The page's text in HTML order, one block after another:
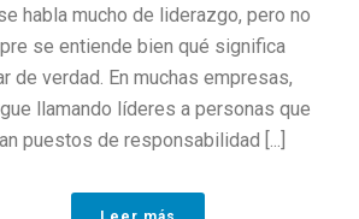
habla mucho de liderazgo, pero no
se entiende bien qué significa
de verdad. En muchas empresas,
llamando líderes a personas que
puestos de responsabilidad [...]